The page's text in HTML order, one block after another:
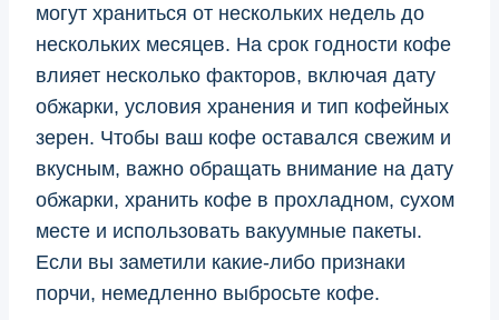
могут храниться от нескольких недель до
нескольких месяцев. На срок годности кофе
влияет несколько факторов, включая дату
обжарки, условия хранения и тип кофейных
зерен. Чтобы ваш кофе оставался свежим и
вкусным, важно обращать внимание на дату
обжарки, хранить кофе в прохладном, сухом
месте и использовать вакуумные пакеты.
Если вы заметили какие-либо признаки
порчи, немедленно выбросьте кофе.